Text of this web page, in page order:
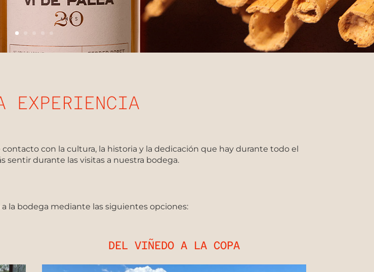
EXPERIENCIA
con la cultura, la historia y la dedicación que hay durante todo el
sentir durante las visitas a nuestra bodega.
la bodega mediante las siguientes opciones:
DEL VIÑEDO A LA COPA